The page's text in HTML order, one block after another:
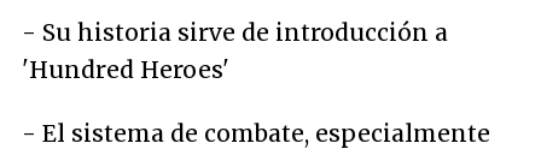
- Su historia sirve de introducción a
'Hundred Heroes'
- El sistema de combate, especialmente